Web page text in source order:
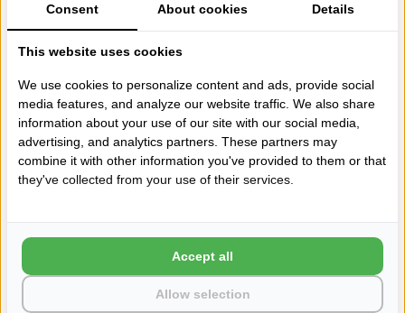
(990), 400 GRAM PER M²
€175,00
CADETTE BLUE (332), 400
GRAM PER M²
400 GRAMS
LAGOON (302), 400 GRAM
PER M²
400 GRAMS
GRAM PER M²
Consent About cookies Details
This website uses cookies
We use cookies to personalize content and ads, provide social
media features, and analyze our website traffic. We also share
information about your use of our site with our social media,
advertising, and analytics partners. These partners may
combine it with other information you've provided to them or that
they've collected from your use of their services.
Allow selection
Accept all